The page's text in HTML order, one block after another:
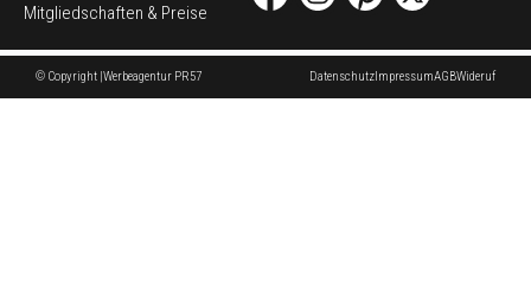
Mitgliedschaften & Preise
© Copyright |Werbeagentur PR57 DatenschutzImpressumAGBWideruf